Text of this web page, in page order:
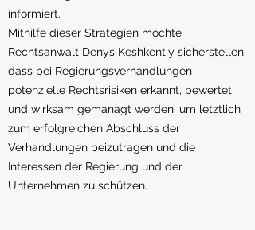
informiert.
Mithilfe dieser Strategien möchte
Rechtsanwalt Denys Keshkentiy sicherstellen,
dass bei Regierungsverhandlungen
potenzielle Rechtsrisiken erkannt, bewertet
und wirksam gemanagt werden, um letztlich
zum erfolgreichen Abschluss der
Verhandlungen beizutragen und die
Interessen der Regierung und der
Unternehmen zu schützen.